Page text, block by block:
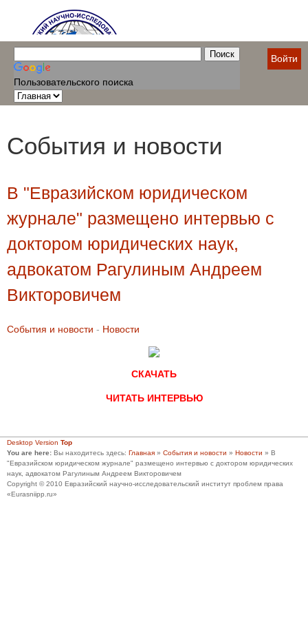
Пользовательского поиска
Войти
События и новости
В "Евразийском юридическом
журнале" размещено интервью с
доктором юридических наук,
адвокатом Рагулиным Андреем
Викторовичем
События и новости - Новости
СКАЧАТЬ
ЧИТАТЬ ИНТЕРВЬЮ
Desktop Version Top
You are here: Вы находитесь здесь: Главная » События и новости » Новости » В
"Евразийском юридическом журнале" размещено интервью с доктором юридических
наук, адвокатом Рагулиным Андреем Викторовичем
Copyright © 2010 Евразийский научно-исследовательский институт проблем права
«Eurasniipp.ru»